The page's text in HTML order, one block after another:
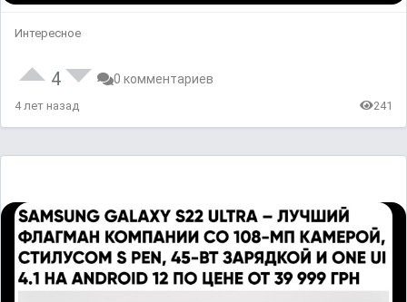
Интересное
4 0 комментариев
4 лет назад 241